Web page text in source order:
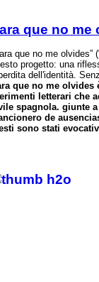
que no me
que no me olvides”
progetto: una
dell'identità.
que no me olvides
letterari che
spagnola. giunte
de
sono stati